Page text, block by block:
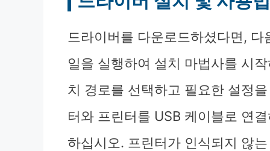
드라이버를 다운로드하셨다면,
일을 실행하여 설치 마법사를 시
치 경로를 선택하고 필요한 설정
터와 프린터를 USB 케이블로 연
하십시오. 프린터가 인식되지 않